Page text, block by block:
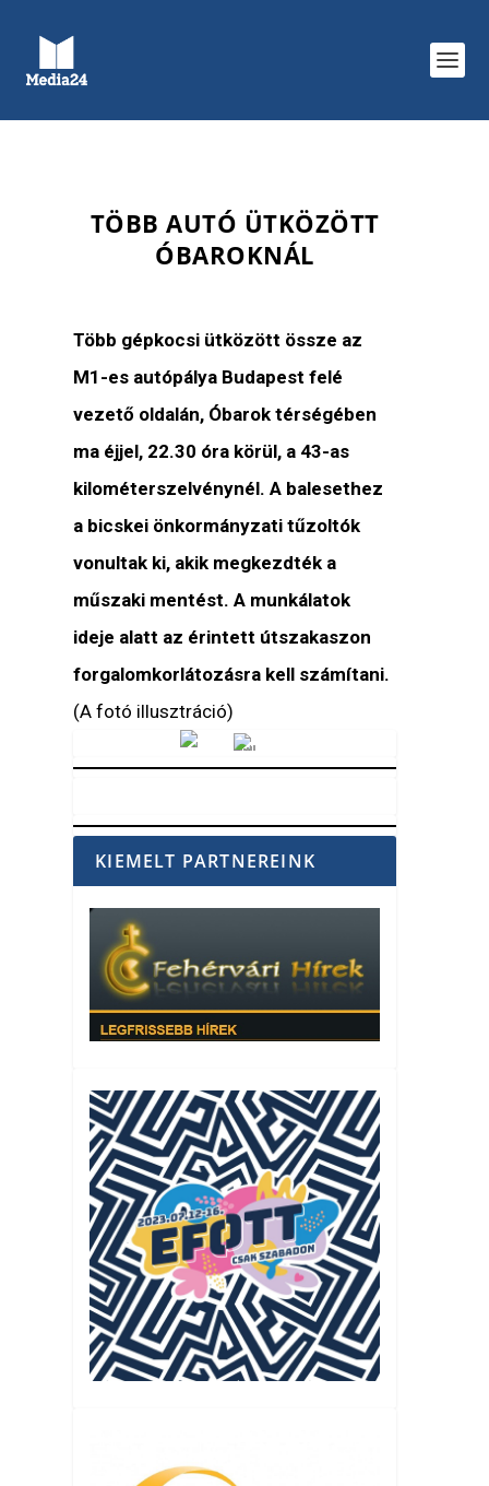
TÖBB AUTÓ ÜTKÖZÖTT
ÓBAROKNÁL
Több gépkocsi ütközött össze az
M1-es autópálya Budapest felé
vezető oldalán, Óbarok térségében
ma éjjel, 22.30 óra körül, a 43-as
kilométerszelvénynél. A balesethez
a bicskei önkormányzati tűzoltók
vonultak ki, akik megkezdték a
műszaki mentést. A munkálatok
ideje alatt az érintett útszakaszon
forgalomkorlátozásra kell számítani.
(A fotó illusztráció)
KIEMELT PARTNEREINK